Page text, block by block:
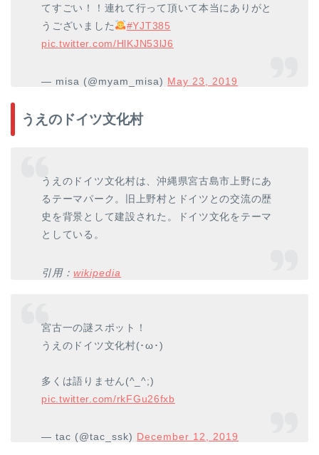
てすごい！！連れて行って頂いて本当にありがと
うございました
#YJT385
pic.twitter.com/HlKJN53lJ6
— misa (@myam_misa) May 23, 2019
うえのドイツ文化村
うえのドイツ文化村は、沖縄県宮古島市上野にあ
るテーマパーク。旧上野村とドイツとの交流の歴
史を背景として建設された。ドイツ文化をテーマ
としている。
引用：wikipedia
宮古一の謎スポット！
うえのドイツ文化村(･ω･)
多くは語りません(^_^;)
pic.twitter.com/rkFGu26fxb
— tac (@tac_ssk) December 12, 2019